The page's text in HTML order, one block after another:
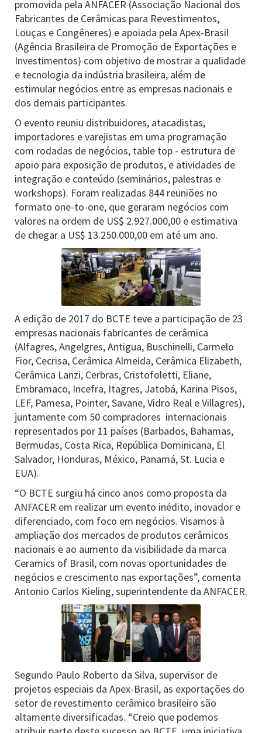
promovida pela ANFACER (Associação Nacional dos
Fabricantes de Cerâmicas para Revestimentos,
Louças e Congêneres) e apoiada pela Apex-Brasil
(Agência Brasileira de Promoção de Exportações e
Investimentos) com objetivo de mostrar a qualidade
e tecnologia da indústria brasileira, além de
estimular negócios entre as empresas nacionais e
dos demais participantes.
O evento reuniu distribuidores, atacadistas,
importadores e varejistas em uma programação
com rodadas de negócios, table top - estrutura de
apoio para exposição de produtos, e atividades de
integração e conteúdo (seminários, palestras e
workshops). Foram realizadas 844 reuniões no
formato one-to-one, que geraram negócios com
valores na ordem de US$ 2.927.000,00 e estimativa
de chegar a US$ 13.250.000,00 em até um ano.
A edição de 2017 do BCTE teve a participação de 23
empresas nacionais fabricantes de cerâmica
(Alfagres, Angelgres, Antigua, Buschinelli, Carmelo
Fior, Cecrisa, Cerâmica Almeida, Cerâmica Elizabeth,
Cerâmica Lanzi, Cerbras, Cristofoletti, Eliane,
Embramaco, Incefra, Itagres, Jatobá, Karina Pisos,
LEF, Pamesa, Pointer, Savane, Vidro Real e Villagres),
juntamente com 50 compradores internacionais
representados por 11 países (Barbados, Bahamas,
Bermudas, Costa Rica, República Dominicana, El
Salvador, Honduras, México, Panamá, St. Lucia e
EUA).
“O BCTE surgiu há cinco anos como proposta da
ANFACER em realizar um evento inédito, inovador e
diferenciado, com foco em negócios. Visamos à
ampliação dos mercados de produtos cerâmicos
nacionais e ao aumento da visibilidade da marca
Ceramics of Brasil, com novas oportunidades de
negócios e crescimento nas exportações”, comenta
Antonio Carlos Kieling, superintendente da ANFACER.
Segundo Paulo Roberto da Silva, supervisor de
projetos especiais da Apex-Brasil, as exportações do
setor de revestimento cerâmico brasileiro são
altamente diversificadas. “Creio que podemos